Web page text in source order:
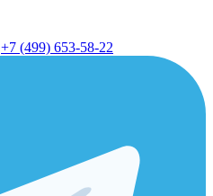
+7 (499) 653-58-22